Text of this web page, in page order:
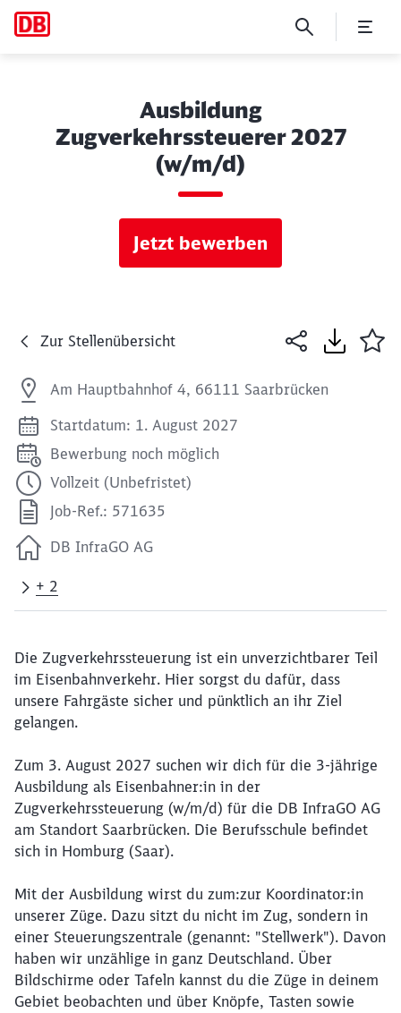
Ausbildung
Zugverkehrssteuerer 2027
(w/m/d)
Jetzt bewerben
Zur Stellenübersicht
Am Hauptbahnhof 4, 66111 Saarbrücken
Startdatum: 1. August 2027
Bewerbung noch möglich
Vollzeit (Unbefristet)
Job-Ref.: 571635
DB InfraGO AG
+ 2
Die Zugverkehrssteuerung ist ein unverzichtbarer Teil
im Eisenbahnverkehr. Hier sorgst du dafür, dass
unsere Fahrgäste sicher und pünktlich an ihr Ziel
gelangen.
Zum 3. August 2027 suchen wir dich für die 3-jährige
Ausbildung als Eisenbahner:in in der
Zugverkehrssteuerung (w/m/d) für die DB InfraGO AG
am Standort Saarbrücken. Die Berufsschule befindet
sich in Homburg (Saar).
Mit der Ausbildung wirst du zum:zur Koordinator:in
unserer Züge. Dazu sitzt du nicht im Zug, sondern in
einer Steuerungszentrale (genannt: "Stellwerk"). Davon
haben wir unzählige in ganz Deutschland. Über
Bildschirme oder Tafeln kannst du die Züge in deinem
Gebiet beobachten und über Knöpfe, Tasten sowie